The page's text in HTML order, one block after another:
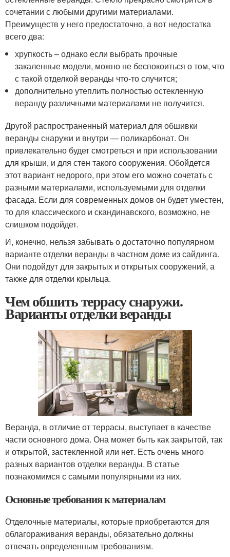
сочетании с любыми другими материалами.
Преимуществ у него предостаточно, а вот недостатка
всего два:
хрупкость – однако если выбрать прочные
закаленные модели, можно не беспокоиться о том, что
с такой отделкой веранды что-то случится;
дополнительно утеплить полностью остекленную
веранду различными материалами не получится.
Другой распространенный материал для обшивки
веранды снаружи и внутри — поликарбонат. Он
привлекательно будет смотреться и при использовании
для крыши, и для стен такого сооружения. Обойдется
этот вариант недорого, при этом его можно сочетать с
разными материалами, используемыми для отделки
фасада. Если для современных домов он будет уместен,
то для классического и скандинавского, возможно, не
слишком подойдет.
И, конечно, нельзя забывать о достаточно популярном
варианте отделки веранды в частном доме из сайдинга.
Они подойдут для закрытых и открытых сооружений, а
также для отделки крыльца.
Чем обшить террасу снаружи.
Варианты отделки веранды
Веранда, в отличие от террасы, выступает в качестве
части основного дома. Она может быть как закрытой, так
и открытой, застекленной или нет. Есть очень много
разных вариантов отделки веранды. В статье
познакомимся с самыми популярными из них.
Основные требования к материалам
Отделочные материалы, которые приобретаются для
облагораживания веранды, обязательно должны
отвечать определенным требованиям.